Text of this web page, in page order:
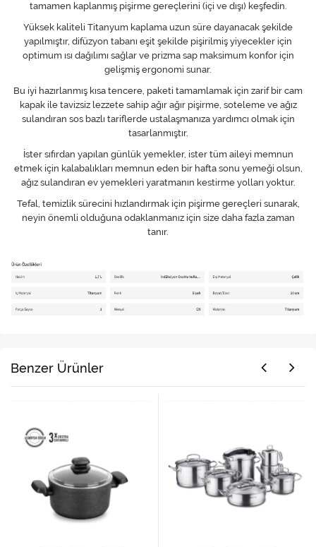
tamamen kaplanmış pişirme gereçlerini (içi ve dışı) keşfedin.
Yüksek kaliteli Titanyum kaplama uzun süre dayanacak şekilde
yapılmıştır, difüzyon tabanı eşit şekilde pişirilmiş yiyecekler için
optimum ısı dağılımı sağlar ve prizma sap maksimum konfor için
gelişmiş ergonomi sunar.
Bu iyi hazırlanmış kısa tencere, paketi tamamlamak için zarif bir cam
kapak ile tavizsiz lezzete sahip ağır ağır pişirme, soteleme ve ağız
sulandıran sos bazlı tariflerde ustalaşmanıza yardımcı olmak için
tasarlanmıştır.
İster sıfırdan yapılan günlük yemekler, ister tüm aileyi memnun
etmek için kalabalıkları memnun eden bir hafta sonu yemeği olsun,
ağız sulandıran ev yemekleri yaratmanın kestirme yolları yoktur.
Tefal, temizlik sürecini hızlandırmak için pişirme gereçleri sunarak,
neyin önemli olduğuna odaklanmanız için size daha fazla zaman
tanır.
Benzer Ürünler